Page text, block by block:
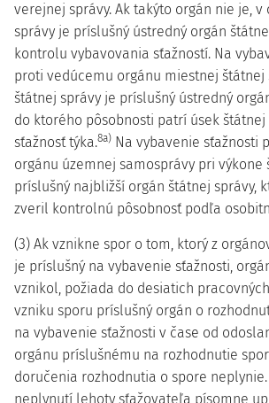
verejnej správy. Ak takýto orgán nie je,
správy je príslušný ústredný orgán
kontrolu vybavovania sťažností. Na
proti vedúcemu orgánu miestnej štátnej
štátnej správy je príslušný ústredný
do ktorého pôsobnosti patrí úsek štátnej
sťažnosť týka.8a) Na vybavenie sťažnosti
orgánu územnej samosprávy pri výkone
príslušný najbližší orgán štátnej správy,
zveril kontrolnú pôsobnosť podľa
(3) Ak vznikne spor o tom, ktorý z
je príslušný na vybavenie sťažnosti,
vznikol, požiada do desiatich
vzniku sporu príslušný orgán o
na vybavenie sťažnosti v čase od
orgánu príslušnému na rozhodnutie
doručenia rozhodnutia o spore
neplynutí lehoty sťažovateľa písomne